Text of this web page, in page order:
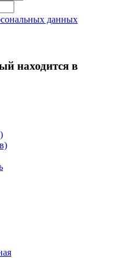
данных
находится в